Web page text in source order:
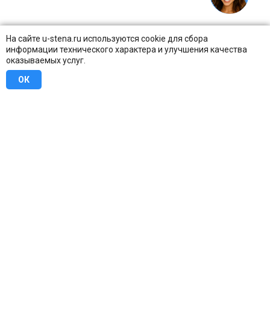
На сайте u-stena.ru используются cookie для сбора
информации технического характера и улучшения качества
оказываемых услуг.
ОК